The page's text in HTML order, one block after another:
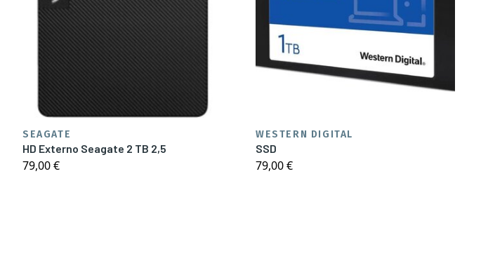
SEAGATE
HD Externo Seagate 2 TB 2,5
79,00 €
WESTERN DIGITAL
SSD
79,00 €